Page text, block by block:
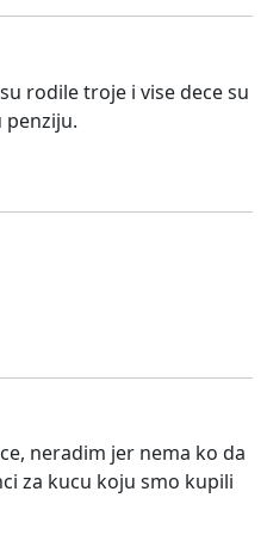
rodile troje i vise dece su
penziju.
neradim jer nema ko da
za kucu koju smo kupili